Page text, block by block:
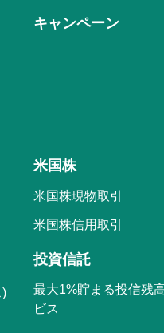
キャンペーン
)
米国株
米国株現物取引
米国株信用取引
投資信託
最大1%貯まる投信残
ビス